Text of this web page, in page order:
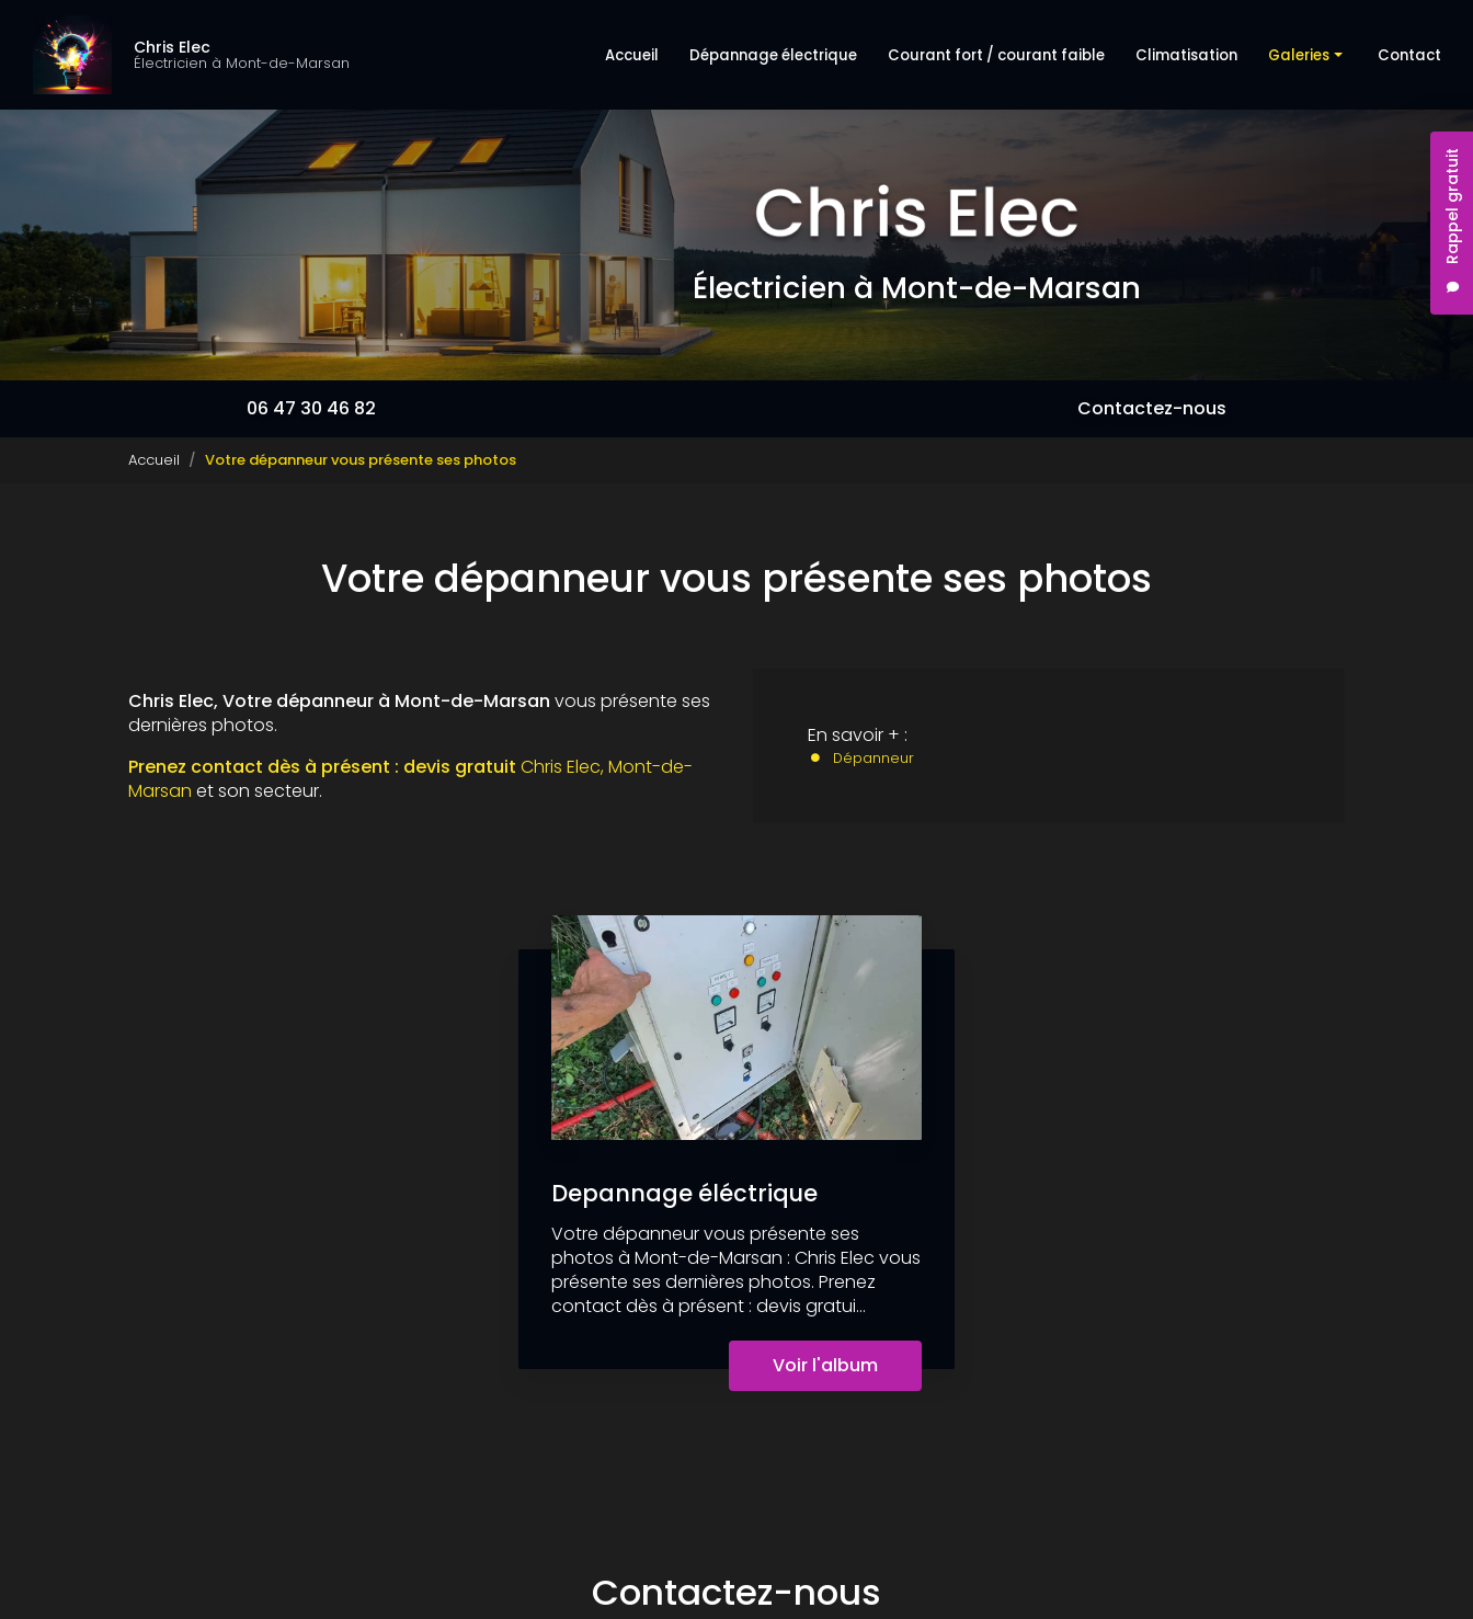
contenu
principal
Chris Elec
Électricien à Mont-de-Marsan
Rappel gratuit
Accueil Dépannage électrique Courant fort / courant faible Climatisation Galeries
Courant fort / courant faible
Contact
Électricien à Mont-de-Marsan
06 47 30 46 82 Contactez-nous
Accueil Votre dépanneur vous présente ses photos
Votre dépanneur vous présente ses photos
Chris Elec, Votre dépanneur à Mont-de-Marsan vous présente ses
dernières photos.
Prenez contact dès à présent : devis gratuit Chris Elec, Mont-de-
Marsan et son secteur.
En savoir + :
Dépanneur
Depannage éléctrique
Votre dépanneur vous présente ses
photos à Mont-de-Marsan : Chris Elec vous
présente ses dernières photos. Prenez
contact dès à présent : devis gratui...
Voir l'album
Contactez-nous